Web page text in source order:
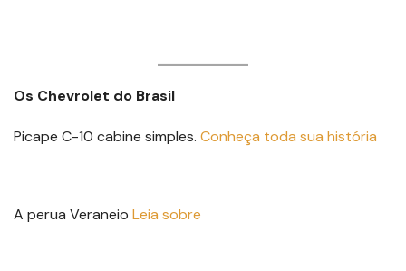
Os Chevrolet do Brasil
Picape C-10 cabine simples. Conheça toda sua história
A perua Veraneio Leia sobre